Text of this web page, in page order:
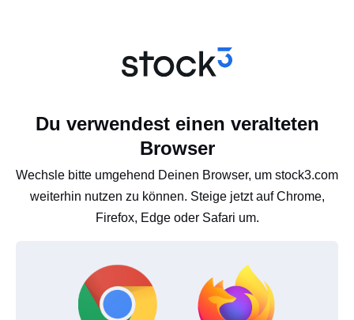
Du verwendest einen veralteten
Browser
Wechsle bitte umgehend Deinen Browser, um stock3.com
weiterhin nutzen zu können. Steige jetzt auf Chrome,
Firefox, Edge oder Safari um.